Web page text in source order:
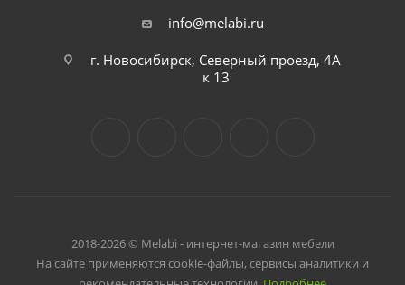
info@melabi.ru
г. Новосибирск, Северный проезд, 4А
к 13
2018-2026 © Melabi - интернет-магазин мебели
На сайте применяются cookie-файлы, сервисы аналитики и